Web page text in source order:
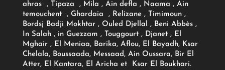
ahras , Tipaza , Mila , Ain defla , Naama , Ain
temouchent , Ghardaia , Relizane , Timimoun ,
Bordsj Badji Mokhtar , Ouled Djellal , Beni Abbès ,
In Salah , in Guezzam , Touggourt , Djanet , El
Mghair , El Meniaa, Barika, Aflou, El Bayadh, Ksar
Chelala, Boussaada, Messaad, Ain Oussara, Bir El
Atter, El Kantara, El Aricha et Ksar El Boukhari.